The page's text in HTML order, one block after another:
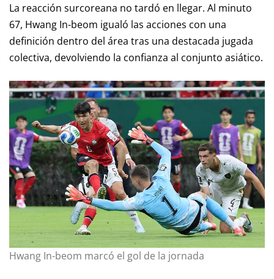
La reacción surcoreana no tardó en llegar. Al minuto
67, Hwang In-beom igualó las acciones con una
definición dentro del área tras una destacada jugada
colectiva, devolviendo la confianza al conjunto asiático.
Hwang In-beom marcó el gol de la jornada